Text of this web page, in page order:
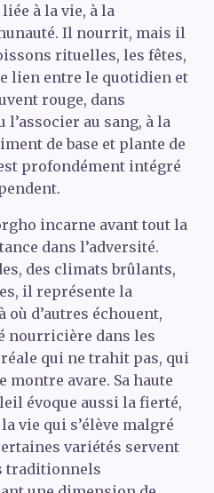
à la vie, à la
Il nourrit, mais il
rituelles, les fêtes,
lien entre le quotidien et
rouge, dans
au sang, à la
de base et plante de
profondément intégré
incarne avant tout la
dans l’adversité.
des climats brûlants,
il représente la
d’autres échouent,
nourricière dans les
qui ne trahit pas, qui
avare. Sa haute
évoque aussi la fierté,
vie qui s’élève malgré
variétés servent
traditionnels